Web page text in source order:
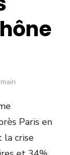
Paris en
la crise